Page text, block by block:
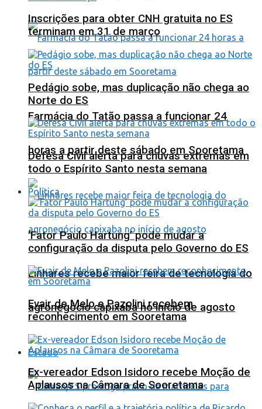
Farmácia do Tatão passa a funcionar 24
horas a partir deste sábado em Sooretama
Linhares recebe maior feira de tecnologia do
agronegócio capixaba no início de agosto
Estado
Inscrições para obter CNH gratuita no ES
terminam em 31 de março
Pedágio sobe, mas duplicação não chega ao
Norte do ES
Defesa Civil alerta para chuvas extremas em
todo o Espírito Santo nesta semana
Política
‘Fator Paulo Hartung’ pode mudar a
configuração da disputa pelo Governo do ES
Evair de Melo e Pazolini recebem
reconhecimento em Sooretama
Ex-vereador Edson Isidoro recebe Moção de
Aplausos na Câmara de Sooretama